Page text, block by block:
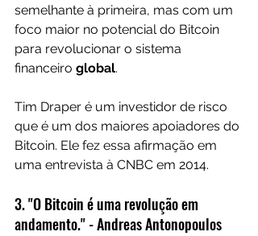
semelhante à primeira, mas com um
foco maior no potencial do Bitcoin
para revolucionar o sistema
financeiro global.
Tim Draper é um investidor de risco
que é um dos maiores apoiadores do
Bitcoin. Ele fez essa afirmação em
uma entrevista à CNBC em 2014.
3. "O Bitcoin é uma revolução em
andamento." - Andreas Antonopoulos